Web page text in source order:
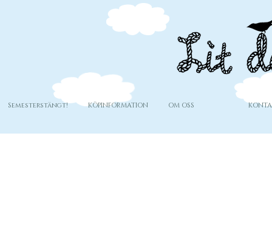
Semesterstängt! KÖPINFORMATION OM OSS